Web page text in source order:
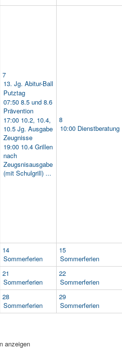
7
13. Jg. Abitur-Ball
Putztag
07:50 8.5 und 8.6
Prävention
17:00 10.2, 10.4,
10.5 Jg. Ausgabe
Zeugnisse
19:00 10.4 Grillen
nach
Zeugsnisausgabe
(mit Schulgrill) ...
8
10:00 Dienstberatung
14
Sommerferien
15
Sommerferien
21
Sommerferien
22
Sommerferien
28
Sommerferien
29
Sommerferien
anzeigen